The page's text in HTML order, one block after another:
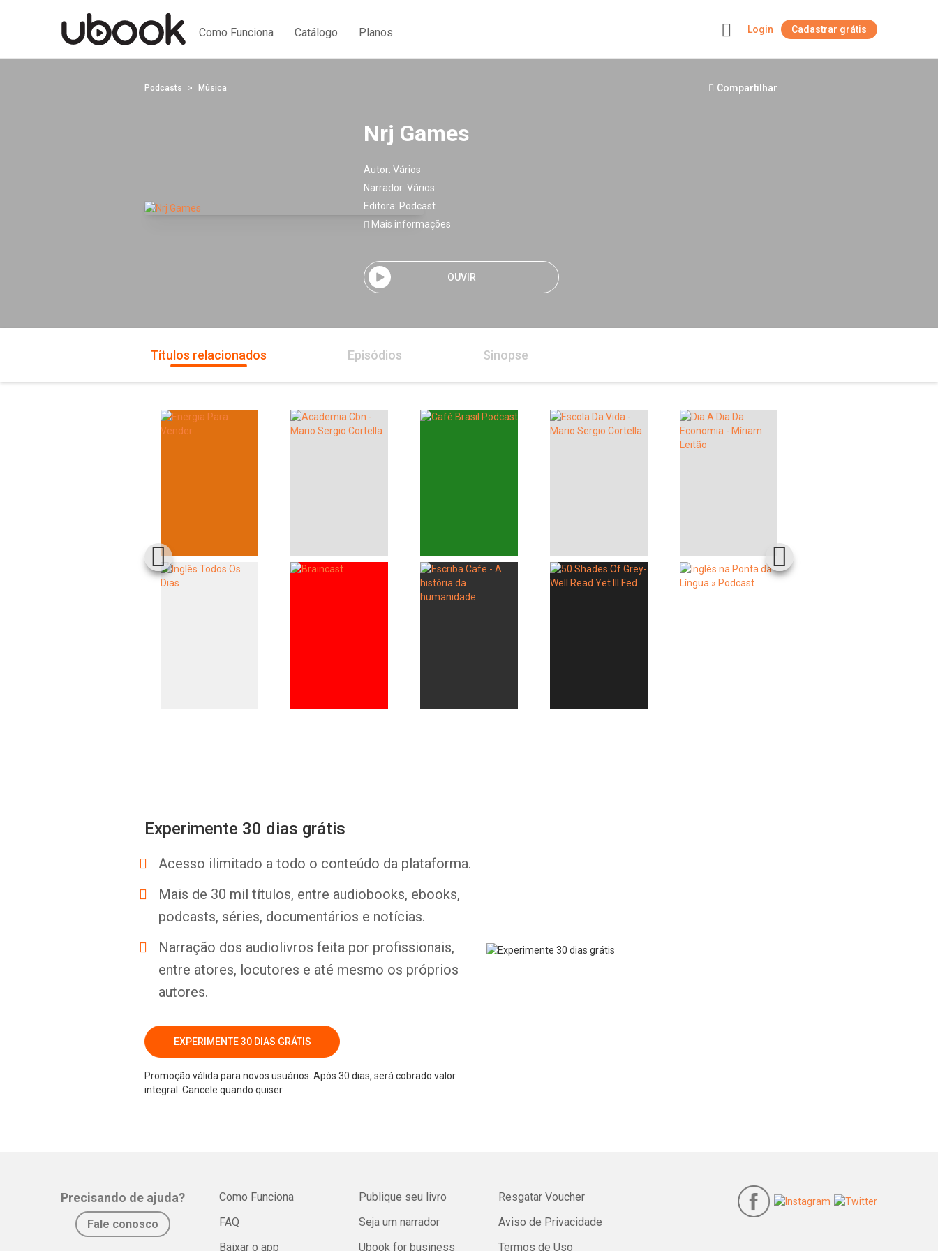
Como Funciona Catálogo Planos Login Cadastrar grátis
Podcasts Música Compartilhar
Nrj Games
Autor: Vários
Narrador: Vários
Editora: Podcast
Mais informações
OUVIR
Títulos relacionados Episódios Sinopse
Experimente 30 dias grátis
Acesso ilimitado a todo o conteúdo da plataforma.
Mais de 30 mil títulos, entre audiobooks, ebooks,
podcasts, séries, documentários e notícias.
Narração dos audiolivros feita por profissionais,
entre atores, locutores e até mesmo os próprios
autores.
EXPERIMENTE 30 DIAS GRÁTIS
Promoção válida para novos usuários. Após 30 dias, será cobrado valor
integral. Cancele quando quiser.
Precisando de ajuda?
Fale conosco
Como Funciona
FAQ
Baixar o app
Publique seu livro
Seja um narrador
Ubook for business
Resgatar Voucher
Aviso de Privacidade
Termos de Uso